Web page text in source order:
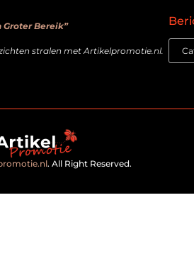
Groter Bereik”
stralen met Artikelpromotie.nl.
. All Right Reserved.